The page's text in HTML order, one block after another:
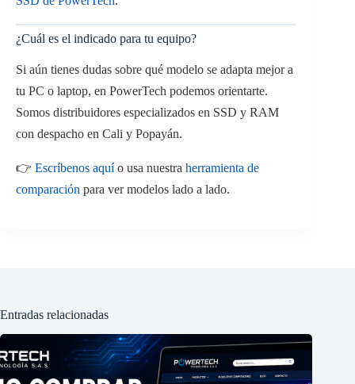
¿Cuál es el indicado para tu equipo?
Si aún tienes dudas sobre qué modelo se adapta mejor a
tu PC o laptop, en PowerTech podemos orientarte.
Somos distribuidores especializados en SSD y RAM
con despacho en Cali y Popayán.
👉 Escríbenos aquío usa nuestra herramienta de
comparación para ver modelos lado a lado.
Entradas relacionadas